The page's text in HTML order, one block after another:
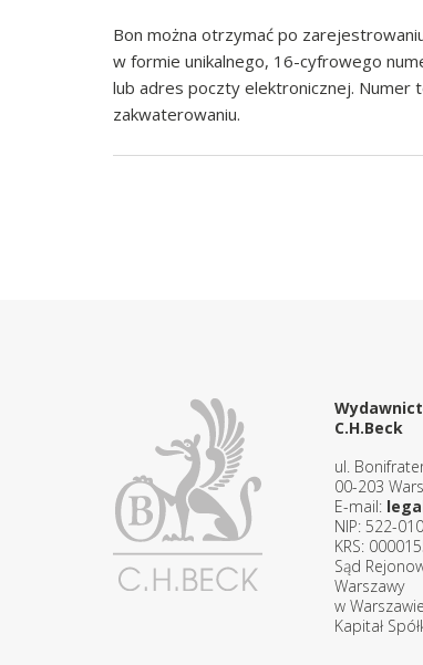
Bon można otrzymać po
w formie unikalnego, 16-cyfrowego
lub adres poczty elektronicznej. Numer
zakwaterowaniu.
C.H.Beck
ul.
00-203
E-mail:
NIP: 522-
KRS:
Sąd
Warszawy
w Warszawie
Kapitał